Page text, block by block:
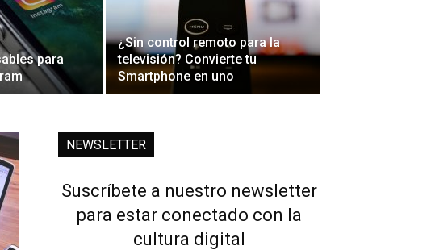
para
¿Sin control remoto para la
televisión? Convierte tu
Smartphone en uno
NEWSLETTER
Suscríbete a nuestro newsletter
para estar conectado con la
cultura digital